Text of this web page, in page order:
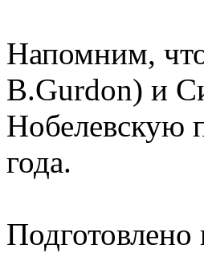
Напомним,
B.Gurdon) и
Нобелевскую
года.